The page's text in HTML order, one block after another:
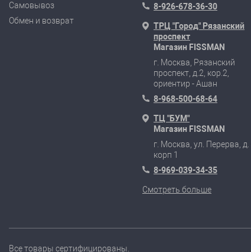
Самовывоз
Обмен и возврат
8-926-678-36-30
ТРЦ "Город" Рязанский
проспект
Магазин FISSMAN
г. Москва, Рязанский
проспект, д.2, кор.2,
ориентир - Ашан
8-968-500-68-64
ТЦ "БУМ"
Магазин FISSMAN
г. Москва, ул. Перерва, д.
корп 1
8-969-039-34-35
Смотреть больше
Все товары сертифицированы.